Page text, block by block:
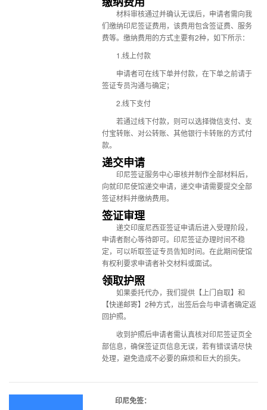
材料审核通过并确认无误后，申请者需向我
们缴纳印尼签证费用，该费用包含签证费、服务
费等。缴纳费用的方式主要有2种，如下所示：
1.线上付款
申请者可在线下单并付款，在下单之前请于
签证专员沟通与确定；
2.线下支付
若通过线下付款，则可以选择微信支付、支
付宝转账、对公转账、其他银行卡转账的方式付
款。
递交申请
印尼签证服务中心审核并制作全部材料后，
向就印尼使馆递交申请，递交申请需要提交全部
签证材料并缴纳费用。
签证审理
递交印度尼西亚签证申请后进入受理阶段，
申请者耐心等待即可。 印尼签证办理时间不稳
定，可以听取签证专员告知时间。在此期间使馆
有权利要求申请者补交材料或面试。
领取护照
如果委托代办，我们提供【上门自取】和
【快递邮寄】2种方式，出签后会与申请者确定返
回护照。
收到护照后申请者需认真核对印尼签证页全
部信息，确保签证页信息无误，若有错误请尽快
处理，避免造成不必要的麻烦和巨大的损失。
印尼免签：